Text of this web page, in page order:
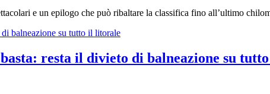
e un epilogo che può ribaltare la classifica fino all’ultimo
resta il divieto di balneazione su